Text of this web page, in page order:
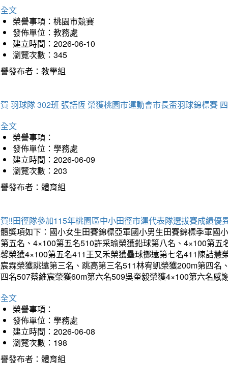
文
榮譽事項：桃園市競賽
發佈單位：教務處
建立時間：2026-06-10
瀏覽次數：345
發布者：教學組
羽球隊 302班 張語恆 榮獲桃園市運動會市長盃羽球錦標賽
文
榮譽事項：
發佈單位：學務處
建立時間：2026-06-09
瀏覽次數：203
發布者：體育組
‼️田徑隊參加115年桃園區中小田徑市運代表隊選拔賽成績優
獎項如下：國小女生田賽錦標亞軍國小男生田賽錦標季軍國
五名、4×100第五名510許采瑜榮獲鉛球第八名、4×100第
榮獲4×100第五名411王又禾榮獲壘球擲遠第七名411陳詰
霖榮獲跳遠第三名、跳高第三名511林宥凱榮獲200m第四
名507蔡維宸榮獲60m第六名509吳奎毅榮獲4×100第六名
文
榮譽事項：
發佈單位：學務處
建立時間：2026-06-08
瀏覽次數：198
發布者：體育組